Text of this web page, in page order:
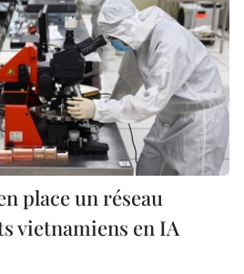
place un réseau
vietnamiens en IA